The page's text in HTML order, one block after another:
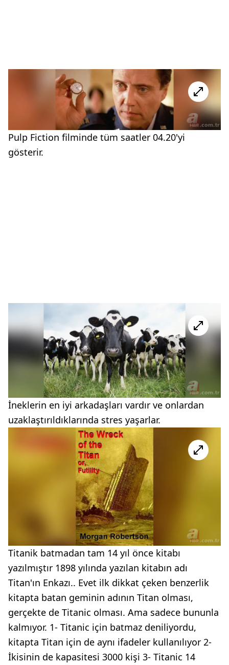
Pulp Fiction filminde tüm saatler 04.20'yi
gösterir.
İneklerin en iyi arkadaşları vardır ve onlardan
uzaklaştırıldıklarında stres yaşarlar.
Titanik batmadan tam 14 yıl önce kitabı
yazılmıştır 1898 yılında yazılan kitabın adı
Titan'ın Enkazı.. Evet ilk dikkat çeken benzerlik
kitapta batan geminin adının Titan olması,
gerçekte de Titanic olması. Ama sadece bununla
kalmıyor. 1- Titanic için batmaz deniliyordu,
kitapta Titan için de aynı ifadeler kullanılıyor 2-
İkisinin de kapasitesi 3000 kişi 3- Titanic 14